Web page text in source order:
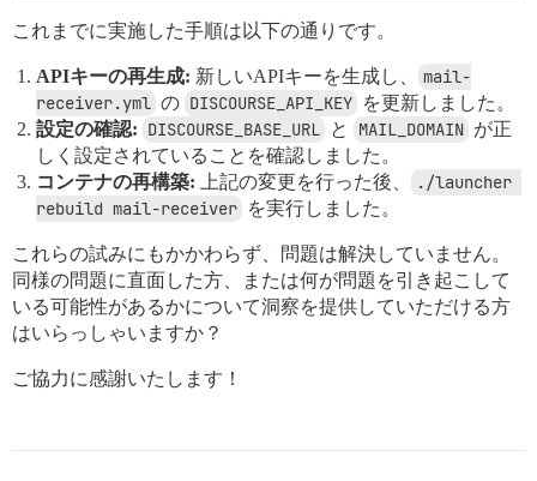
これまでに実施した手順は以下の通りです。
APIキーの再生成: 新しいAPIキーを生成し、
mail-
receiver.yml の DISCOURSE_API_KEY を更新しました。
設定の確認: DISCOURSE_BASE_URL と MAIL_DOMAIN が正
しく設定されていることを確認しました。
コンテナの再構築: 上記の変更を行った後、
./launcher
rebuild mail-receiver を実行しました。
これらの試みにもかかわらず、問題は解決していません。
同様の問題に直面した方、または何が問題を引き起こして
いる可能性があるかについて洞察を提供していただける方
はいらっしゃいますか？
ご協力に感謝いたします！